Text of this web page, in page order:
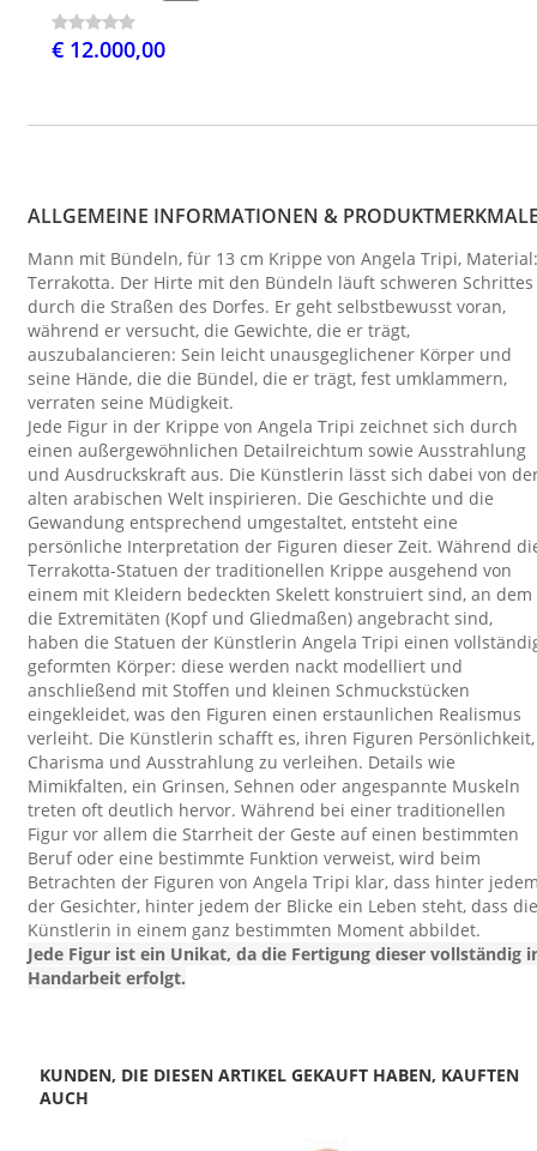
€ 12.000,00
ALLGEMEINE INFORMATIONEN &
Mann mit Bündeln, für 13 cm Krippe von Angela Tripi, Material:
Terrakotta. Der Hirte mit den Bündeln läuft schweren Schrittes
durch die Straßen des Dorfes. Er geht selbstbewusst voran,
während er versucht, die Gewichte, die er trägt,
auszubalancieren: Sein leicht unausgeglichener Körper und
seine Hände, die die Bündel, die er trägt, fest umklammern,
verraten seine Müdigkeit.
Jede Figur in der Krippe von Angela Tripi zeichnet sich durch
einen außergewöhnlichen Detailreichtum sowie Ausstrahlung
und Ausdruckskraft aus. Die Künstlerin lässt sich dabei von
alten arabischen Welt inspirieren. Die Geschichte und die
Gewandung entsprechend umgestaltet, entsteht eine
persönliche Interpretation der Figuren dieser Zeit. Während
Terrakotta-Statuen der traditionellen Krippe ausgehend von
einem mit Kleidern bedeckten Skelett konstruiert sind, an dem
die Extremitäten (Kopf und Gliedmaßen) angebracht sind,
haben die Statuen der Künstlerin Angela Tripi einen
geformten Körper: diese werden nackt modelliert und
anschließend mit Stoffen und kleinen Schmuckstücken
eingekleidet, was den Figuren einen erstaunlichen Realismus
verleiht. Die Künstlerin schafft es, ihren Figuren Persönlichkeit,
Charisma und Ausstrahlung zu verleihen. Details wie
Mimikfalten, ein Grinsen, Sehnen oder angespannte Muskeln
treten oft deutlich hervor. Während bei einer traditionellen
Figur vor allem die Starrheit der Geste auf einen bestimmten
Beruf oder eine bestimmte Funktion verweist, wird beim
Betrachten der Figuren von Angela Tripi klar, dass hinter
der Gesichter, hinter jedem der Blicke ein Leben steht, dass die
Künstlerin in einem ganz bestimmten Moment abbildet.
Jede Figur ist ein Unikat, da die Fertigung dieser vollständig
Handarbeit erfolgt.
KUNDEN, DIE DIESEN ARTIKEL GEKAUFT HABEN, KAUFTEN
AUCH